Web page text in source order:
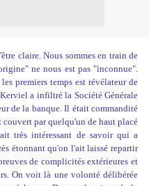
claire. Nous sommes en train de
ne nous est pas "inconnue".
premiers temps est révélateur de
a infiltré la Société Générale
de la banque. Il était commandité
par quelqu'un de haut placé
très intéressant de savoir qui a
étonnant qu'on l'ait laissé repartir
de complicités extérieures et
On voit là une volonté délibérée